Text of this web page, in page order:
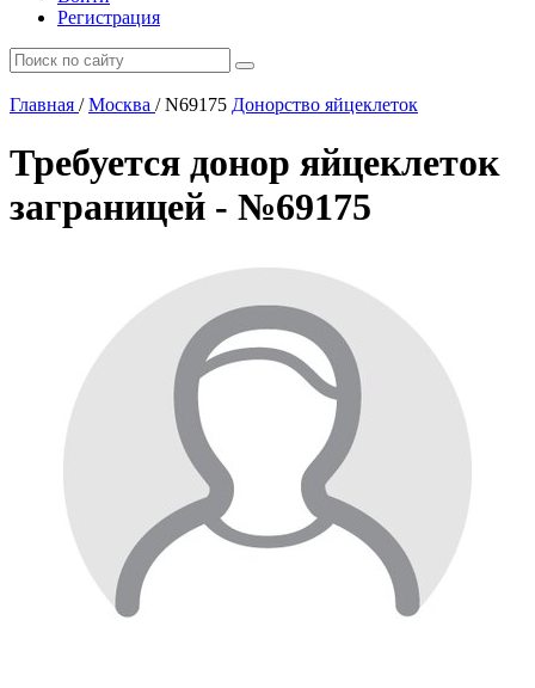
Регистрация
Главная / Москва /N69175 Донорство яйцеклеток
Требуется донор яйцеклеток
заграницей - №69175